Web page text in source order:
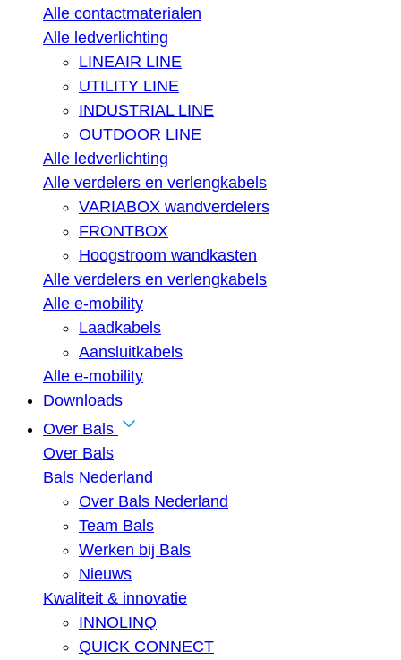
Alle contactmaterialen
Alle ledverlichting
LINEAIR LINE
UTILITY LINE
INDUSTRIAL LINE
OUTDOOR LINE
Alle ledverlichting
Alle verdelers en verlengkabels
VARIABOX wandverdelers
FRONTBOX
Hoogstroom wandkasten
Alle verdelers en verlengkabels
Alle e-mobility
Laadkabels
Aansluitkabels
Alle e-mobility
Downloads
Over Bals
Over Bals
Bals Nederland
Over Bals Nederland
Team Bals
Werken bij Bals
Nieuws
Kwaliteit & innovatie
INNOLINQ
QUICK CONNECT